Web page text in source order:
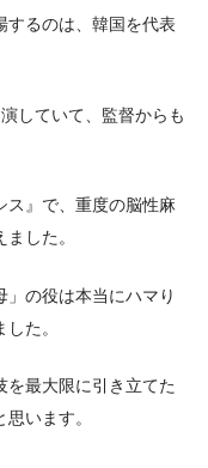
するのは、韓国を代表
していて、監督からも
ス』で、重度の脳性麻
した。
の役は本当にハマり
た。
を最大限に引き立てた
います。